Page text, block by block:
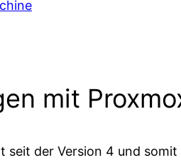
mit
der Version 4 und